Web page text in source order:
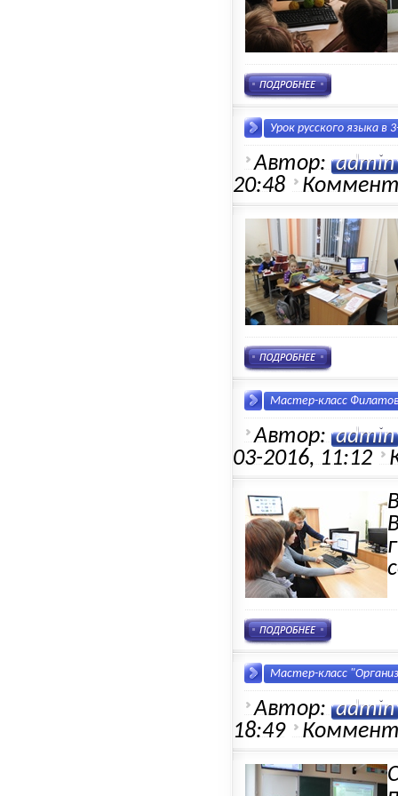
Урок русского языка в
Автор: admin
20:48
Мастер-класс
Автор: admin
03-2016, 11:12
Мастер-класс
Автор: admin
18:49